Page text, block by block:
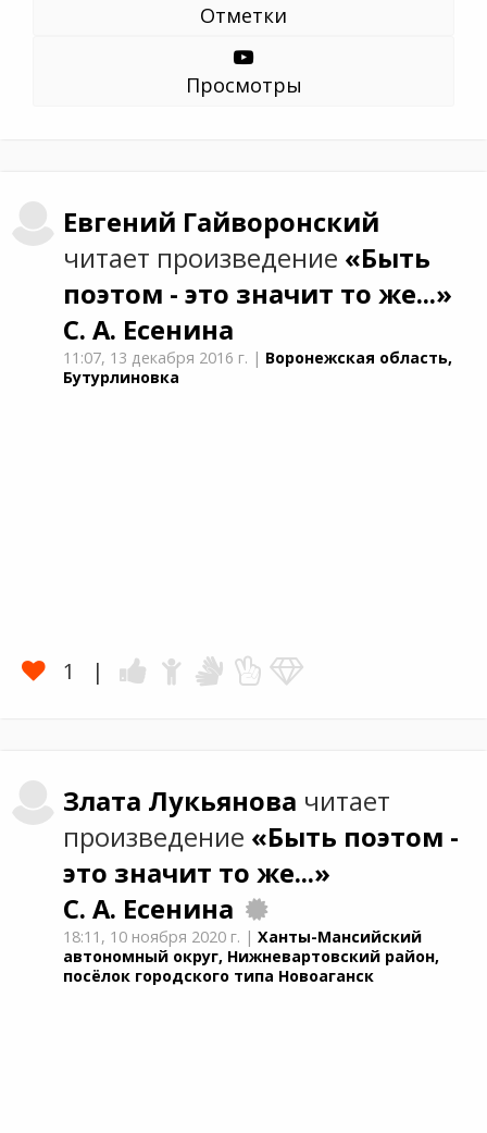
Отметки
Просмотры
Евгений Гайворонский
читает произведение «Быть
поэтом - это значит то же...»
С. А. Есенина
11:07, 13 декабря 2016 г. | Воронежская область,
Бутурлиновка
1
Злата Лукьянова читает
произведение «Быть поэтом -
это значит то же...»
С. А. Есенина
18:11, 10 ноября 2020 г. |Ханты-Мансийский
автономный округ, Нижневартовский район,
посёлок городского типа Новоаганск